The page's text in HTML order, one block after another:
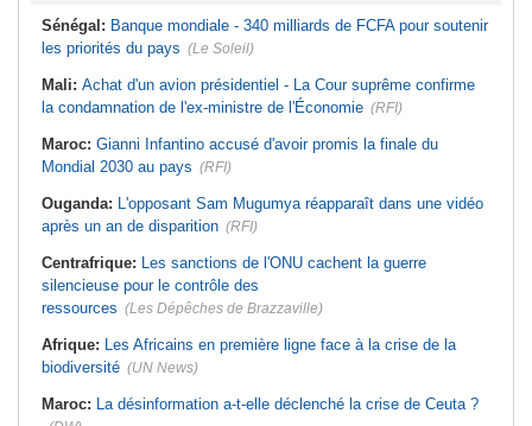
Sénégal: Banque mondiale - 340 milliards de FCFA pour soutenir
les priorités du pays (Le Soleil)
Mali: Achat d'un avion présidentiel - La Cour suprême confirme
la condamnation de l'ex-ministre de l'Économie (RFI)
Maroc: Gianni Infantino accusé d'avoir promis la finale du
Mondial 2030 au pays (RFI)
Ouganda: L'opposant Sam Mugumya réapparaît dans une vidéo
après un an de disparition (RFI)
Centrafrique: Les sanctions de l'ONU cachent la guerre
silencieuse pour le contrôle des
ressources (Les Dépêches de Brazzaville)
Afrique: Les Africains en première ligne face à la crise de la
biodiversité (UN News)
Maroc: La désinformation a-t-elle déclenché la crise de Ceuta ?